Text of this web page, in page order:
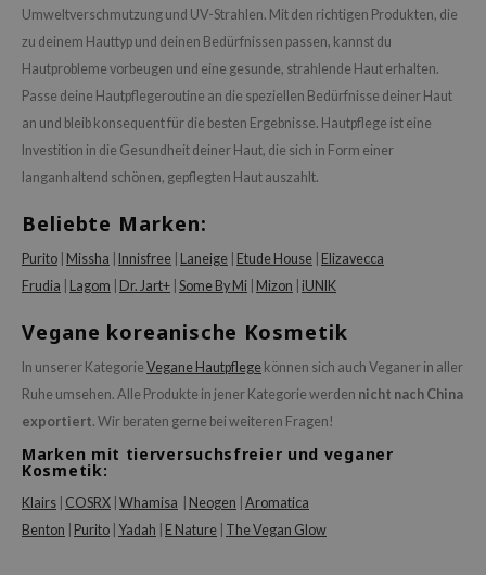
Umweltverschmutzung und UV-Strahlen. Mit den richtigen Produkten, die
zu deinem Hauttyp und deinen Bedürfnissen passen, kannst du
Hautprobleme vorbeugen und eine gesunde, strahlende Haut erhalten.
Passe deine Hautpflegeroutine an die speziellen Bedürfnisse deiner Haut
an und bleib konsequent für die besten Ergebnisse. Hautpflege ist eine
Investition in die Gesundheit deiner Haut, die sich in Form einer
langanhaltend schönen, gepflegten Haut auszahlt.
Beliebte Marken:
Purito Missha Innisfree Laneige Etude House
Elizavecca
Frudia
Lagom Dr. Jart+ Some By Mi Mizon iUNIK
Vegane koreanische Kosmetik
In unserer Kategorie Vegane Hautpflege können sich auch Veganer in aller
Ruhe umsehen. Alle Produkte in jener Kategorie werden nicht nach China
exportiert. Wir beraten gerne bei weiteren Fragen!
Marken mit tierversuchsfreier und veganer
Kosmetik:
Klairs COSRX Whamisa Neogen Aromatica
Benton
Purito Yadah E Nature The Vegan Glow